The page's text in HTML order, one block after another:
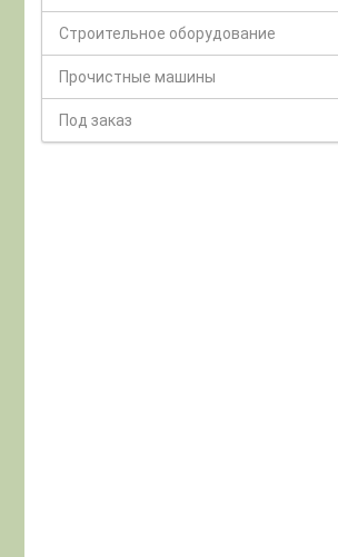
Строительное оборудование
Прочистные машины
Под заказ